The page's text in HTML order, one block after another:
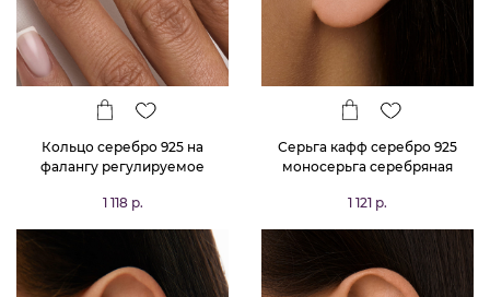
Кольцо серебро 925 на
фалангу регулируемое
1 118 р.
Серьга кафф серебро 925
моносерьга серебряная
1 121 р.